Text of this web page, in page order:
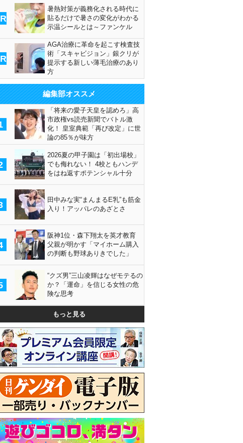
暑熱対策が義務化される時代に
貼るだけで暑さの変化がわかる
示温シールとは～ファンケル
AGA治療に革命を起こす検査技
術「スキャビジョン」銀クリが
提示する新しい薄毛治療のあり
方
編集部オススメ
「将来の愛子天皇を認めろ」高
市政権vs読売新聞でバトル激
化！ 皇室典範「再び改定」に世
論の85％が味方
2026夏の甲子園は「初出場校」
でも侮れない！ 4校ともハンデ
をはね返すポテンシャル十分
田中みな実“まんまるE乳”も筋金
入り！アッパレのあざとさ
阪神1位・森下翔太を英才教育
父親が明かす「マイホーム購入
の判断も野球ありきでした」
“クズ男”三山凌輝はなぜモテるの
か？「運命」を信じる女性の危
険な思考
もっと見る